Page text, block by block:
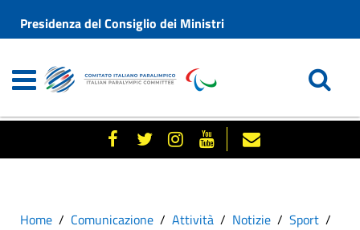
Presidenza del Consiglio dei Ministri
Home Comunicazione Attività Notizie
Sport